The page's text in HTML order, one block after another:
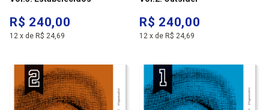
R$ 240,00
12 x de R$ 24,69
R$ 240,00
12 x de R$ 24,69